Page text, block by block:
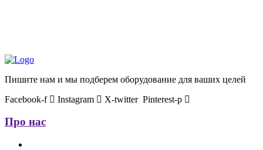
Пишите нам и мы подберем оборудование для ваших целей
Facebook-f
Instagram X-twitter Pinterest-p
Про нас